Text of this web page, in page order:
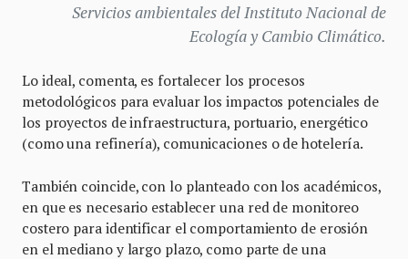
Servicios ambientales del Instituto Nacional de
Ecología y Cambio Climático.
Lo ideal, comenta, es fortalecer los procesos
metodológicos para evaluar los impactos potenciales de
los proyectos de infraestructura, portuario, energético
(como una refinería), comunicaciones o de hotelería.
También coincide, con lo planteado con los académicos,
en que es necesario establecer una red de monitoreo
costero para identificar el comportamiento de erosión
en el mediano y largo plazo, como parte de una